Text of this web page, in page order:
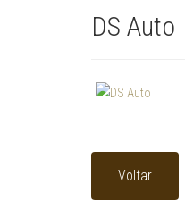
DS Auto
Voltar